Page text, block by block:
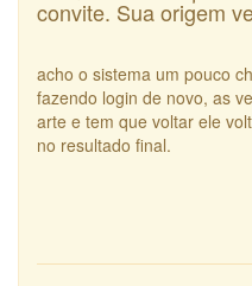
convite. Sua origem
acho o sistema um pouco
fazendo login de novo, as
arte e tem que voltar ele
no resultado final.